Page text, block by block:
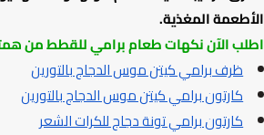
الأطعمة المغذية.
اطلب الآن نكهات طعام برامي للقطط من
ظرف برامي كيتن موس الدجاج بالتورين
كارتون برامي كيتن موس الدجاج بالتورين
كارتون برامي تونة دجاج للكرات الشعر